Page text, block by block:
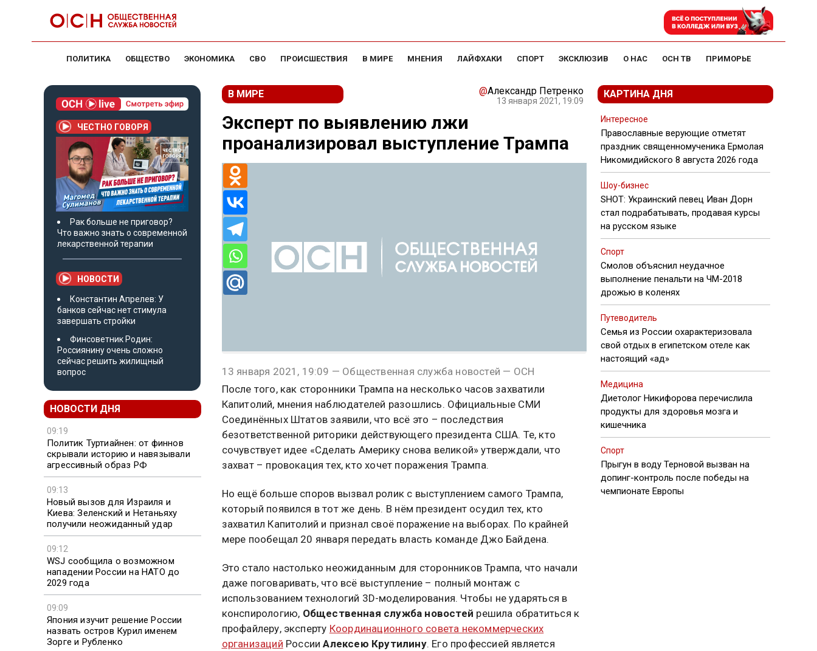
ПОЛИТИКА ОБЩЕСТВО ЭКОНОМИКА СВО ПРОИСШЕСТВИЯ В МИРЕ МНЕНИЯ ЛАЙФХАКИ СПОРТ ЭКСКЛЮЗИВ О НАС ОСН ТВ ПРИМОРЬЕ
ЧЕСТНО ГОВОРЯ
Рак больше не приговор?
Что важно знать о современной
лекарственной терапии
НОВОСТИ
Константин Апрелев: У
банков сейчас нет стимула
завершать стройки
Финсоветник Родин:
Россиянину очень сложно
сейчас решить жилищный
вопрос
НОВОСТИ ДНЯ
09:19
Политик Туртиайнен: от финнов
скрывали историю и навязывали
агрессивный образ РФ
09:13
Новый вызов для Израиля и
Киева: Зеленский и Нетаньяху
получили неожиданный удар
09:12
WSJ сообщила о возможном
нападении России на НАТО до
2029 года
09:09
Япония изучит решение России
назвать остров Курил именем
Зорге и Рубленко
В МИРЕ @Александр Петренко
13 января 2021, 19:09
Эксперт по выявлению лжи
проанализировал выступление Трампа
13 января 2021, 19:09 — Общественная служба новостей — ОСН
После того, как сторонники Трампа на несколько часов захватили
Капитолий, мнения наблюдателей разошлись. Официальные СМИ
Соединённых Штатов заявили, что всё это – последствия
безответственной риторики действующего президента США. Те, кто
сочувствует идее «Сделать Америку снова великой» утверждали, что
захват – провокация тех, кто хочет поражения Трампа.
Но ещё больше споров вызвал ролик с выступлением самого Трампа,
который появился в тот же день. В нём президент осудил тех, кто
захватил Капитолий и признал своё поражение на выборах. По крайней
мере пообещал 20 января передать власть команде Джо Байдена.
Это стало настолько неожиданным для сторонников Трампа, что начали
даже поговаривать, что всё выступление – полный монтаж с
использованием технологий 3D-моделирования. Чтобы не ударяться в
конспирологию, Общественная служба новостей решила обратиться к
профайлеру, эксперту Координационного совета некоммерческих
организаций РоссииАлексею Крутилину. Его профессией является
КАРТИНА ДНЯ
Интересное
Православные верующие отметят
праздник священномученика Ермолая
Никомидийского 8 августа 2026 года
Шоу-бизнес
SHOT: Украинский певец Иван Дорн
стал подрабатывать, продавая курсы
на русском языке
Спорт
Смолов объяснил неудачное
выполнение пенальти на ЧМ-2018
дрожью в коленях
Путеводитель
Семья из России охарактеризовала
свой отдых в египетском отеле как
настоящий «ад»
Медицина
Диетолог Никифорова перечислила
продукты для здоровья мозга и
кишечника
Спорт
Прыгун в воду Терновой вызван на
допинг-контроль после победы на
чемпионате Европы